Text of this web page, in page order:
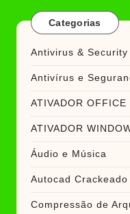
Categorias
Antivirus & Security
Antivírus e
ATIVADOR OFFICE
ATIVADOR
Áudio e Música
Autocad Crackeado
Compressão de